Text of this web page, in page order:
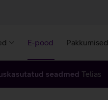
E-pood Pakkumised
seadmed Telias